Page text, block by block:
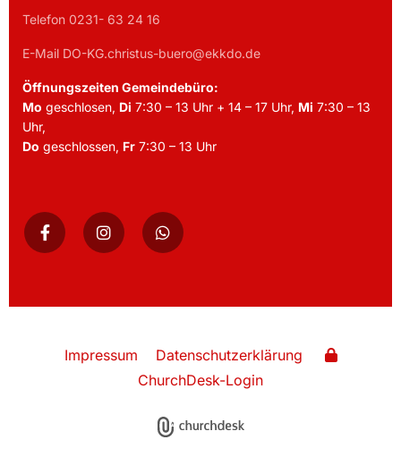
Telefon 0231- 63 24 16
E-Mail DO-KG.christus-buero@ekkdo.de
Öffnungszeiten Gemeindebüro:
Mo geschlosen, Di 7:30 – 13 Uhr + 14 – 17 Uhr, Mi 7:30 – 13
Uhr,
Do geschlossen, Fr 7:30 – 13 Uhr
Impressum
Datenschutzerklärung
ChurchDesk-Login